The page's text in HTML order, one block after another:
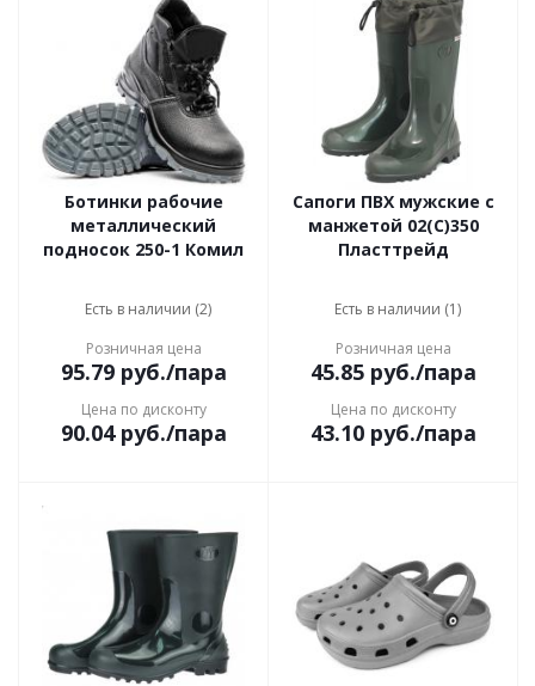
Ботинки рабочие
металлический
подносок 250-1 Комил
Есть в наличии (2)
Розничная цена
95.79руб./пара
Цена по дисконту
90.04руб./пара
Сапоги ПВХ мужские с
манжетой 02(С)350
Пласттрейд
Есть в наличии (1)
Розничная цена
45.85руб./пара
Цена по дисконту
43.10руб./пара